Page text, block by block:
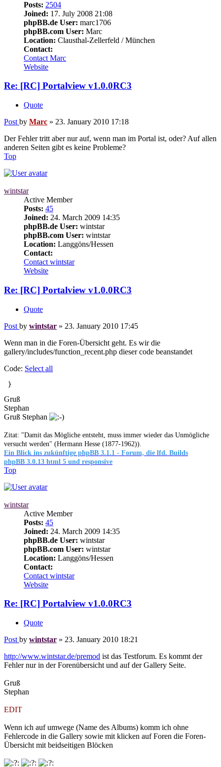
Posts: 2504
Joined: 17. July 2008 21:08
phpBB.de User: marc1706
phpBB.com User: Marc
Location: Clausthal-Zellerfeld / München
Contact:
Contact Marc
Website
Re: [RC] Portalview v1.0.0RC3
Quote
Post by Marc » 23. January 2010 17:18
Der Fehler tritt aber nur auf, wenn man im Portal ist, oder? Auf allen
anderen Seiten gibt es keine Probleme?
Top
wintstar
Active Member
Posts: 45
Joined: 24. March 2009 14:35
phpBB.de User: wintstar
phpBB.com User: wintstar
Location: Langgöns/Hessen
Contact:
Contact wintstar
Website
Re: [RC] Portalview v1.0.0RC3
Quote
Post by wintstar » 23. January 2010 17:45
Wenn man in die Foren-Übersicht geht. Es wir die
gallery/includes/function_recent.php dieser code beanstandet
Code: Select all
}
Gruß
Stephan
Gruß Stephan
Zitat: "Damit das Mögliche entsteht, muss immer wieder das Unmögliche
versucht werden" (Hermann Hesse (1877-1962)).
Ein Blick ins zukünftige phpBB 3.1.1 - Forum, die lfd. Builds
phpBB 3.0.13 html 5 und responsive
Top
wintstar
Active Member
Posts: 45
Joined: 24. March 2009 14:35
phpBB.de User: wintstar
phpBB.com User: wintstar
Location: Langgöns/Hessen
Contact:
Contact wintstar
Website
Re: [RC] Portalview v1.0.0RC3
Quote
Post by wintstar » 23. January 2010 18:21
http://www.wintstar.de/premod ist das Testforum. Es kommt der
Fehler nur in der Forenübersicht und auf der Gallery Seite.
Gruß
Stephan
EDIT
Wenn ich auf umwege (Name des Albums) komm ich ohne
Fehlercode in die Gallery sowie mit klicken auf Foren die Foren-
Übersicht mit beidseitigen Blöcken